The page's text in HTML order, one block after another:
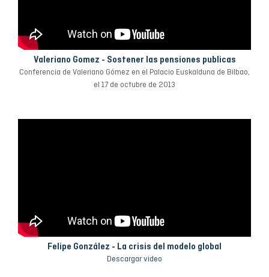
Valeriano Gomez - Sostener las pensiones publicas
Conferencia de Valeriano Gómez en el Palacio Euskalduna de Bilbao,
el 17 de octubre de 2013
Felipe González - La crisis del modelo global
Descargar video